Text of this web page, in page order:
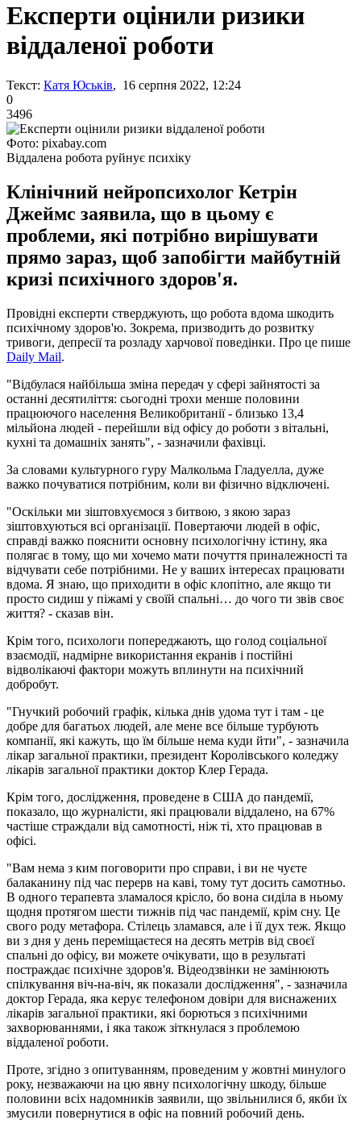
Експерти оцінили ризики
віддаленої роботи
Текст: Катя Юськів, 16 серпня 2022, 12:24
0
3496
Фото: pixabay.com
Віддалена робота руйнує психіку
Клінічний нейропсихолог Кетрін
Джеймс заявила, що в цьому є
проблеми, які потрібно вирішувати
прямо зараз, щоб запобігти майбутній
кризі психічного здоров'я.
Провідні експерти стверджують, що робота вдома шкодить
психічному здоров'ю. Зокрема, призводить до розвитку
тривоги, депресії та розладу харчової поведінки. Про це пише
Daily Mail.
"Відбулася найбільша зміна передач у сфері зайнятості за
останні десятиліття: сьогодні трохи менше половини
працюючого населення Великобританії - близько 13,4
мільйона людей - перейшли від офісу до роботи з вітальні,
кухні та домашніх занять", - зазначили фахівці.
За словами культурного гуру Малкольма Гладуелла, дуже
важко почуватися потрібним, коли ви фізично відключені.
"Оскільки ми зіштовхуємося з битвою, з якою зараз
зіштовхуються всі організації. Повертаючи людей в офіс,
справді важко пояснити основну психологічну істину, яка
полягає в тому, що ми хочемо мати почуття приналежності та
відчувати себе потрібними. Не у ваших інтересах працювати
вдома. Я знаю, що приходити в офіс клопітно, але якщо ти
просто сидиш у піжамі у своїй спальні… до чого ти звів своє
життя? - сказав він.
Крім того, психологи попереджають, що голод соціальної
взаємодії, надмірне використання екранів і постійні
відволікаючі фактори можуть вплинути на психічний
добробут.
"Гнучкий робочий графік, кілька днів удома тут і там - це
добре для багатьох людей, але мене все більше турбують
компанії, які кажуть, що їм більше нема куди йти", - зазначила
лікар загальної практики, президент Королівського коледжу
лікарів загальної практики доктор Клер Герада.
Крім того, дослідження, проведене в США до пандемії,
показало, що журналісти, які працювали віддалено, на 67%
частіше страждали від самотності, ніж ті, хто працював в
офісі.
"Вам нема з ким поговорити про справи, і ви не чуєте
балаканину під час перерв на каві, тому тут досить самотньо.
В одного терапевта зламалося крісло, бо вона сиділа в ньому
щодня протягом шести тижнів під час пандемії, крім сну. Це
свого роду метафора. Стілець зламався, але і її дух теж. Якщо
ви з дня у день переміщаєтеся на десять метрів від своєї
спальні до офісу, ви можете очікувати, що в результаті
постраждає психічне здоров'я. Відеодзвінки не замінюють
спілкування віч-на-віч, як показали дослідження", - зазначила
доктор Герада, яка керує телефоном довіри для виснажених
лікарів загальної практики, які борються з психічними
захворюваннями, і яка також зіткнулася з проблемою
віддаленої роботи.
Проте, згідно з опитуванням, проведеним у жовтні минулого
року, незважаючи на цю явну психологічну шкоду, більше
половини всіх надомників заявили, що звільнилися б, якби їх
змусили повернутися в офіс на повний робочий день.